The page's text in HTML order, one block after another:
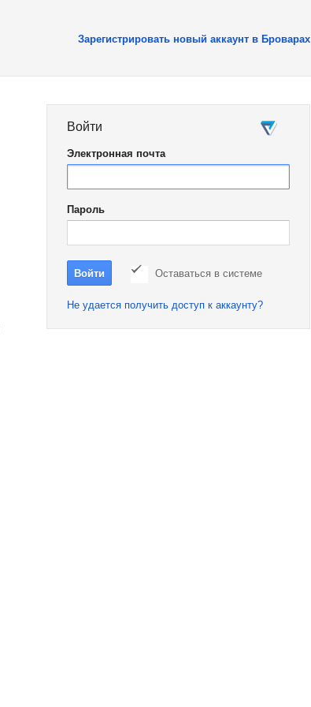
Зарегистрировать новый аккаунт в Броварах
Войти
Электронная почта
Пароль
Оставаться в системе
Не удается получить доступ к аккаунту?